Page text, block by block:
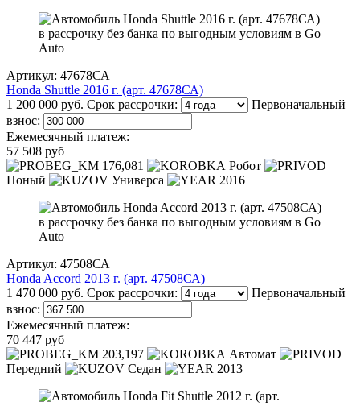
Артикул: 47678СА
Honda Shuttle 2016 г. (арт. 47678СА)
1 200 000 руб. Срок рассрочки:
Первоначальный
взнос:
Ежемесячный платеж:
57 508 руб
176,081
Робот
Поный
Универса 2016
Артикул: 47508СА
Honda Accord 2013 г. (арт. 47508СА)
1 470 000 руб. Срок рассрочки:
Первоначальный
взнос:
Ежемесячный платеж:
70 447 руб
203,197
Автомат
Передний
Седан 2013